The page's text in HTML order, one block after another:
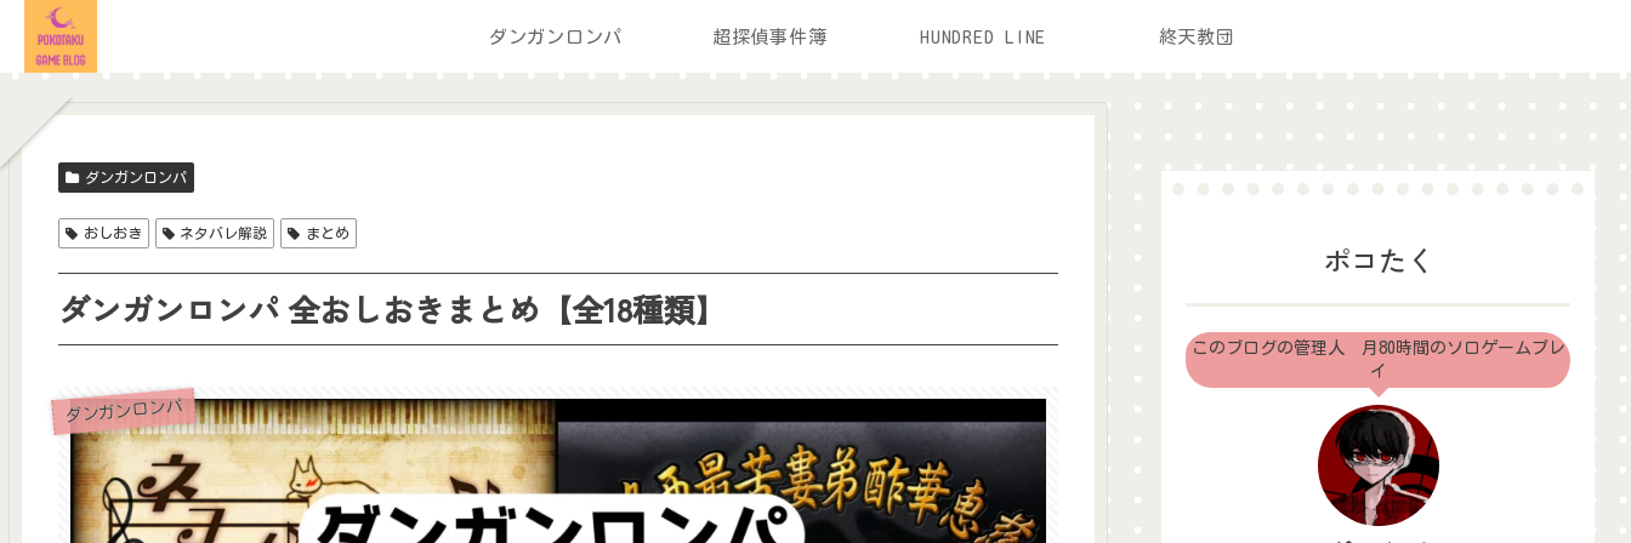
ダンガンロンパ 超探偵事件簿 HUNDRED LINE 終天教団
ダンガンロンパ
おしおき ネタバレ解説 まとめ
ダンガンロンパ 全おしおきまとめ【全18種類】
ダンガンロンパ
ポコたく
このブログの管理人 月80時間のソロゲームプレ
イ